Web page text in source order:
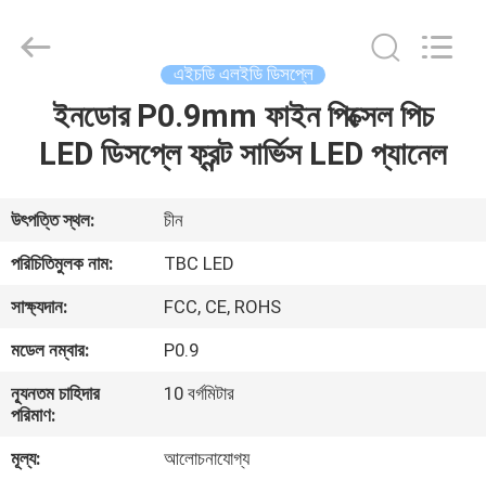
VR
প্রদর্শন
আমাদের
সম্পর্কে
কারখানা
Limited.
এইচডি এলইডি ডিসপ্লে
ইনডোর P0.9mm ফাইন পিক্সেল পিচ
LED ডিসপ্লে ফ্রন্ট সার্ভিস LED প্যানেল
উৎপত্তি স্থল:
চীন
পরিচিতিমুলক নাম:
TBC LED
সাক্ষ্যদান:
FCC, CE, ROHS
মডেল নম্বার:
P0.9
ন্যূনতম চাহিদার
পরিমাণ:
10 বর্গমিটার
মূল্য:
আলোচনাযোগ্য